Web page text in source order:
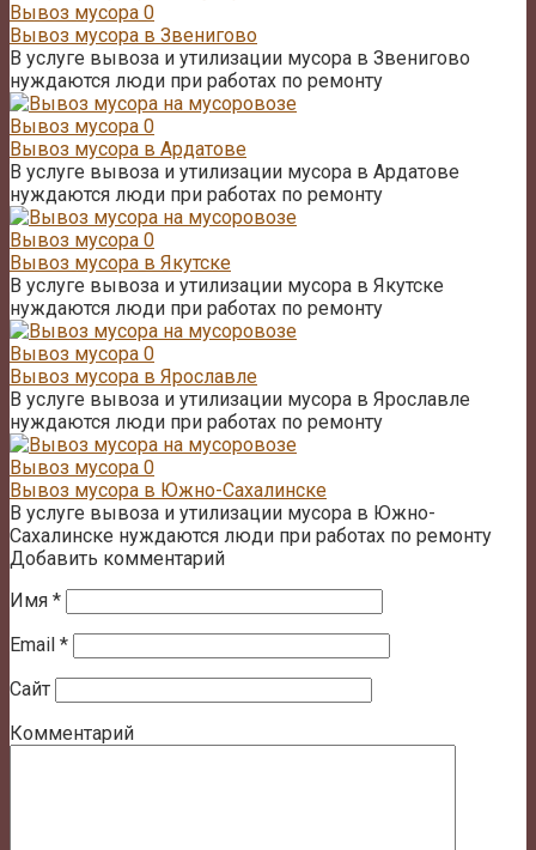
Вывоз мусора 0
Вывоз мусора в Звенигово
В услуге вывоза и утилизации мусора в Звенигово
нуждаются люди при работах по ремонту
Вывоз мусора 0
Вывоз мусора в Ардатове
В услуге вывоза и утилизации мусора в Ардатове
нуждаются люди при работах по ремонту
Вывоз мусора 0
Вывоз мусора в Якутске
В услуге вывоза и утилизации мусора в Якутске
нуждаются люди при работах по ремонту
Вывоз мусора 0
Вывоз мусора в Ярославле
В услуге вывоза и утилизации мусора в Ярославле
нуждаются люди при работах по ремонту
Вывоз мусора 0
Вывоз мусора в Южно-Сахалинске
В услуге вывоза и утилизации мусора в Южно-
Сахалинске нуждаются люди при работах по ремонту
Добавить комментарий
Имя *
Email *
Сайт
Комментарий